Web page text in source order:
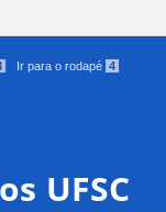
Ir para o rodapé 4
UFSC